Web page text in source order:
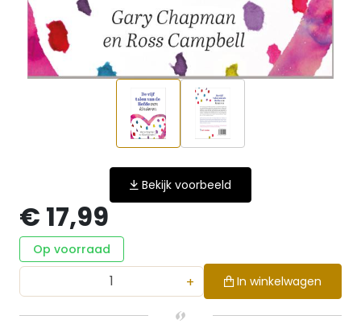
Bekijk voorbeeld
€ 17,99
Op voorraad
+ In winkelwagen